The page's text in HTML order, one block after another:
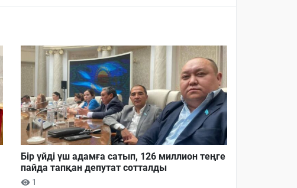
Бір үйді үш адамға сатып, 126 миллион теңге
пайда тапқан депутат сотталды
1